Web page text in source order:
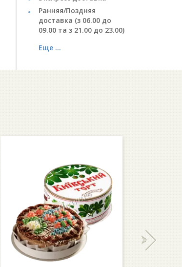
Ранняя/Поздняя
доставка (з 06.00 до
09.00 та з 21.00 до 23.00)
Еще ...
›